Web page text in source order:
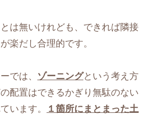
は無いけれども、できれば隣接
楽だし合理的です。
では、 ゾーニングという考え方
配置はできるかぎり無駄のない
います。
１箇所にまとまった土